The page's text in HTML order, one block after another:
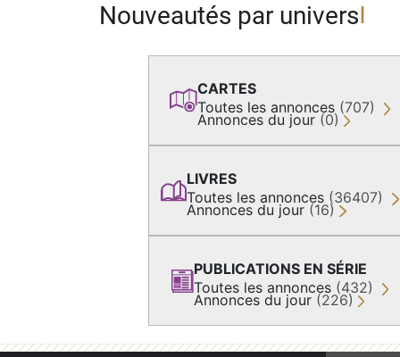
Nouveautés par univers
CARTES
Toutes les annonces (707)
Annonces du jour (0)
LIVRES
Toutes les annonces (36407)
Annonces du jour (16)
PUBLICATIONS EN SÉRIE
Toutes les annonces (432)
Annonces du jour (226)